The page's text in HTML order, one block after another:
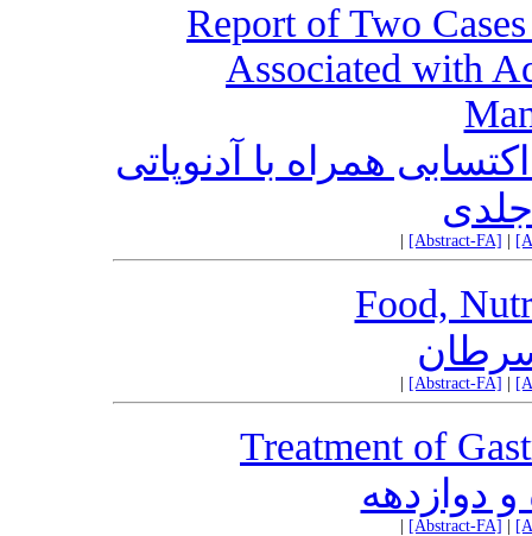
Report of Two
Associated with
همراه با آدنوپاتی
[Abstract-FA]
Food,
سرطان
[Abstract-FA]
Treatment of
دوازدهه
[Abstract-FA]